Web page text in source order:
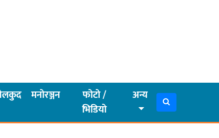
मनोरञ्जन
फोटो /
भिडियो
अन्य